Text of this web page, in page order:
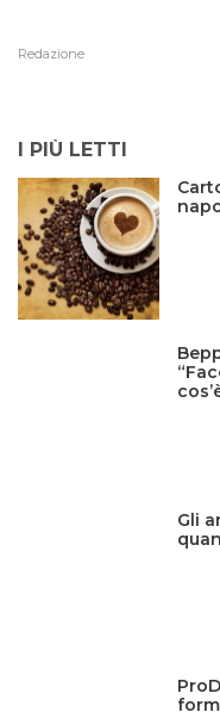
Redazione
I PIÙ LETTI
Gli